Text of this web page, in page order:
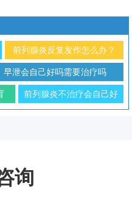
前列腺炎反复发作怎么办？
2026年男性科学防治与日常调
理指南
早泄会自己好吗需要治疗吗
前列腺炎不治疗会自己好
吗？对生育有影响吗
询